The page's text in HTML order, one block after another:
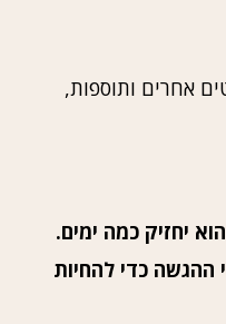
ותוספות,
כמה ימים.
כדי להחיות